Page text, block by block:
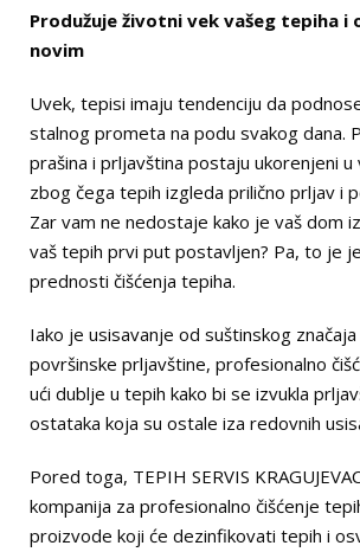
Produžuje životni vek vašeg tepiha i
novim
Uvek, tepisi imaju tendenciju da
stalnog prometa na podu svakog dana.
prašina i prljavština postaju ukorenjeni u
zbog čega tepih izgleda prilično prljav i
Zar vam ne nedostaje kako je vaš dom
vaš tepih prvi put postavljen? Pa, to je
prednosti čišćenja tepiha.
Iako je usisavanje od suštinskog
površinske prljavštine, profesionalno
ući dublje u tepih kako bi se izvukla
ostataka koja su ostale iza redovnih
Pored toga, TEPIH SERVIS
kompanija za profesionalno čišćenje
proizvode koji će dezinfikovati tepih i